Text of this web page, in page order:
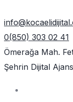
0(850) 303 02 41
Ömerağa Mah.
Şehrin Dijital